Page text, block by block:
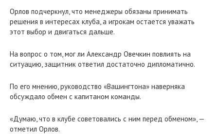
Орлов подчеркнул, что менеджеры обязаны принимать
решения в интересах клуба, а игрокам остается уважать
этот выбор и двигаться дальше.
На вопрос о том, мог ли Александр Овечкин повлиять на
ситуацию, защитник ответил достаточно дипломатично.
По его мнению, руководство «Вашингтона» наверняка
обсуждало обмен с капитаном команды.
«Думаю, что в клубе советовались с ним перед обменом», —
отметил Орлов.